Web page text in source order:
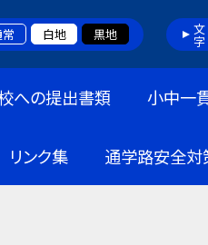
白地 黒地 文字
への提出書類 小中一
リンク集 通学路安全対